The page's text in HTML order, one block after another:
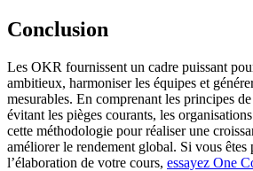
Conclusion
Les OKR fournissent un cadre puissant
ambitieux, harmoniser les équipes et
mesurables. En comprenant les principes
évitant les pièges courants, les
cette méthodologie pour réaliser une
améliorer le rendement global. Si vous
l’élaboration de votre cours, essayez One